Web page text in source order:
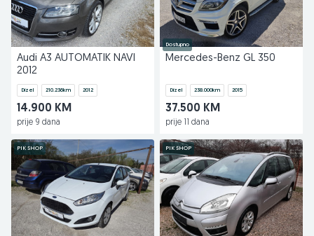
Audi A3 AUTOMATIK NAVI
2012
Dizel 210.236km 2012
14.900 KM
prije 9 dana
Dostupno
Mercedes-Benz GL 350
Dizel 238.000km 2015
37.500 KM
prije 11 dana
PIK SHOP PIK SHOP